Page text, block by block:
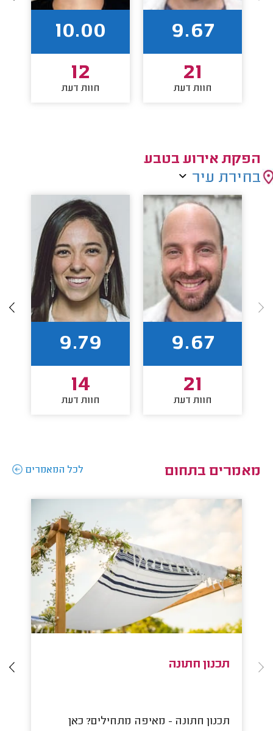
9.67
21
חוות דעת
10.00
12
חוות דעת
הפקת אירוע בטבע
בחירת עיר
9.67
21
חוות דעת
9.79
14
חוות דעת
מאמרים בתחום לכל המאמרים
תכנון חתונה
תכנון חתונה - מאיפה מתחילים? כאן